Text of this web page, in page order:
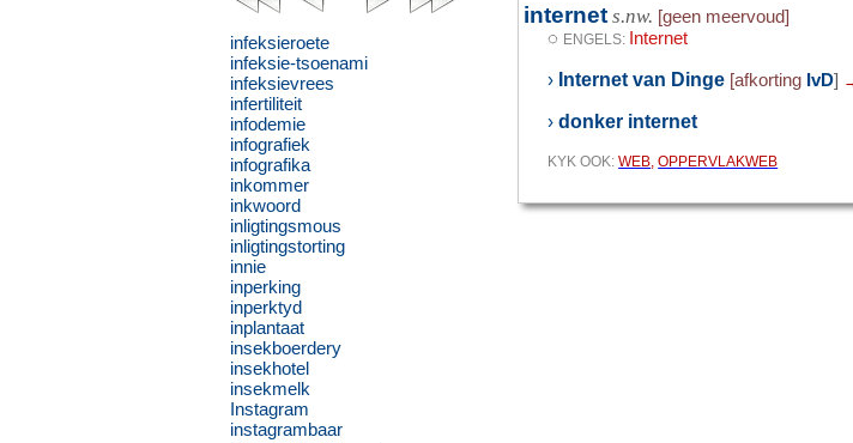
internet s.nw. [geen meervoud]
◌ ENGELS: Internet
› Internet van Dinge [afkorting IvD]
›donker internet
KYK OOK:WEB ,OPPERVLAKWEB
infeksieroete
infeksie-tsoenami
infeksievrees
infertiliteit
infodemie
infografiek
infografika
inkommer
inkwoord
inligtingsmous
inligtingstorting
innie
inperking
inperktyd
inplantaat
insekboerdery
insekhotel
insekmelk
Instagram
instagrambaar